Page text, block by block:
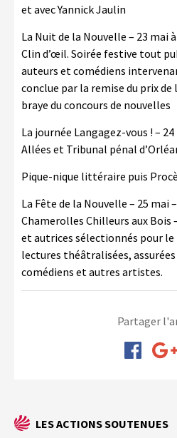
et avec Yannick Jaulin
La Nuit de la Nouvelle – 23 mai
Clin d’œil. Soirée festive tout
auteurs et comédiens
conclue par la remise du prix
braye du concours de nouvelles
La journée Langagez-vous ! –
Allées et Tribunal pénal
Pique-nique littéraire puis
La Fête de la Nouvelle – 25 mai
Chamerolles Chilleurs aux Bois
et autrices sélectionnés pour le
lectures théâtralisées,
comédiens et autres artistes.
Partager
LES ACTIONS SOUTENUES